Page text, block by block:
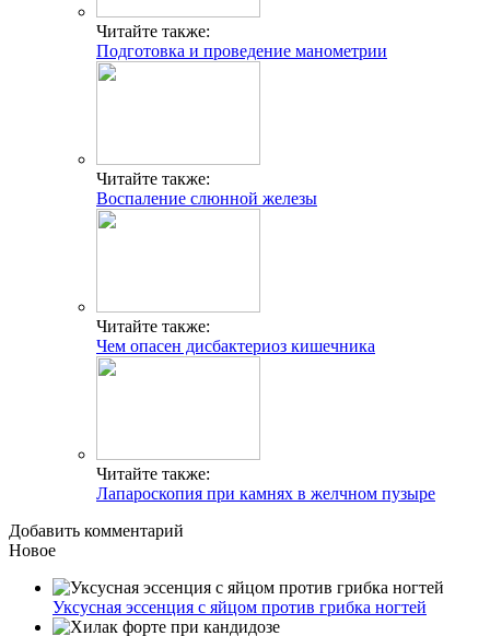
Читайте также:
Подготовка и проведение манометрии
Читайте также:
Воспаление слюнной железы
Читайте также:
Чем опасен дисбактериоз кишечника
Читайте также:
Лапароскопия при камнях в желчном пузыре
Добавить комментарий
Новое
Уксусная эссенция с яйцом против грибка ногтей